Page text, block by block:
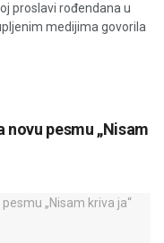
proslavi rođendana u
medijima govorila
pesmu „Nisam